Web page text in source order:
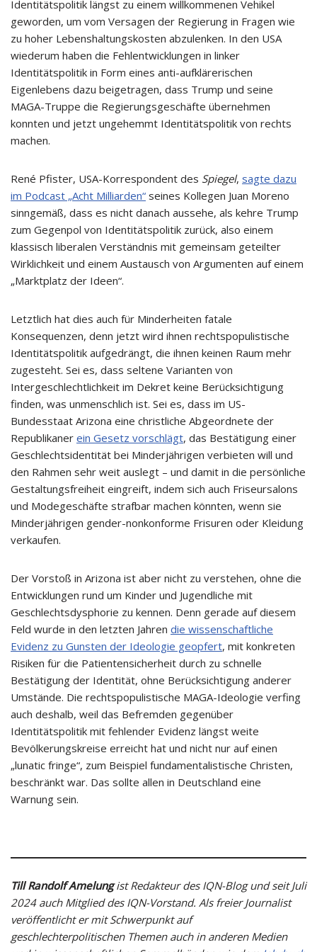
Identitätspolitik längst zu einem willkommenen Vehikel
geworden, um vom Versagen der Regierung in Fragen wie
zu hoher Lebenshaltungskosten abzulenken. In den USA
wiederum haben die Fehlentwicklungen in linker
Identitätspolitik in Form eines anti-aufklärerischen
Eigenlebens dazu beigetragen, dass Trump und seine
MAGA-Truppe die Regierungsgeschäfte übernehmen
konnten und jetzt ungehemmt Identitätspolitik von rechts
machen.
René Pfister, USA-Korrespondent des Spiegel, sagte dazu
im Podcast „Acht Milliarden“ seines Kollegen Juan Moreno
sinngemäß, dass es nicht danach aussehe, als kehre Trump
zum Gegenpol von Identitätspolitik zurück, also einem
klassisch liberalen Verständnis mit gemeinsam geteilter
Wirklichkeit und einem Austausch von Argumenten auf einem
„Marktplatz der Ideen“.
Letztlich hat dies auch für Minderheiten fatale
Konsequenzen, denn jetzt wird ihnen rechtspopulistische
Identitätspolitik aufgedrängt, die ihnen keinen Raum mehr
zugesteht. Sei es, dass seltene Varianten von
Intergeschlechtlichkeit im Dekret keine Berücksichtigung
finden, was unmenschlich ist. Sei es, dass im US-
Bundesstaat Arizona eine christliche Abgeordnete der
Republikaner ein Gesetz vorschlägt, das Bestätigung einer
Geschlechtsidentität bei Minderjährigen verbieten will und
den Rahmen sehr weit auslegt – und damit in die persönliche
Gestaltungsfreiheit eingreift, indem sich auch Friseursalons
und Modegeschäfte strafbar machen könnten, wenn sie
Minderjährigen gender-nonkonforme Frisuren oder Kleidung
verkaufen.
Der Vorstoß in Arizona ist aber nicht zu verstehen, ohne die
Entwicklungen rund um Kinder und Jugendliche mit
Geschlechtsdysphorie zu kennen. Denn gerade auf diesem
Feld wurde in den letzten Jahren die wissenschaftliche
Evidenz zu Gunsten der Ideologie geopfert, mit konkreten
Risiken für die Patientensicherheit durch zu schnelle
Bestätigung der Identität, ohne Berücksichtigung anderer
Umstände. Die rechtspopulistische MAGA-Ideologie verfing
auch deshalb, weil das Befremden gegenüber
Identitätspolitik mit fehlender Evidenz längst weite
Bevölkerungskreise erreicht hat und nicht nur auf einen
„lunatic fringe“, zum Beispiel fundamentalistische Christen,
beschränkt war. Das sollte allen in Deutschland eine
Warnung sein.
Till Randolf Amelung ist Redakteur des IQN-Blog und seit Juli
2024 auch Mitglied des IQN-Vorstand. Als freier Journalist
veröffentlicht er mit Schwerpunkt auf
geschlechterpolitischen Themen auch in anderen Medien